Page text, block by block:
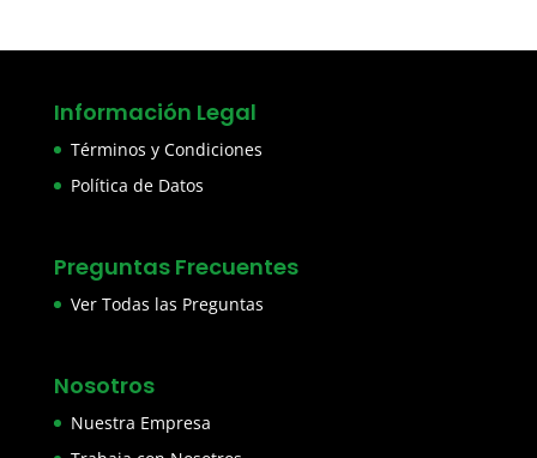
Información Legal
Términos y Condiciones
Política de Datos
Preguntas Frecuentes
Ver Todas las Preguntas
Nosotros
Nuestra Empresa